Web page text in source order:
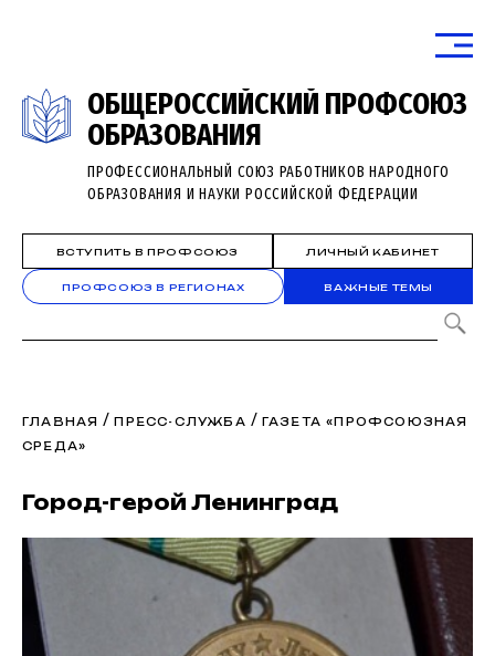
ОБЩЕРОССИЙСКИЙ ПРОФСОЮЗ
ОБРАЗОВАНИЯ
ПРОФЕССИОНАЛЬНЫЙ СОЮЗ РАБОТНИКОВ НАРОДНОГО
ОБРАЗОВАНИЯ И НАУКИ РОССИЙСКОЙ ФЕДЕРАЦИИ
ВСТУПИТЬ В ПРОФСОЮЗ ЛИЧНЫЙ КАБИНЕТ
ПРОФСОЮЗ В РЕГИОНАХ ВАЖНЫЕ ТЕМЫ
ГЛАВНАЯ /ПРЕСС-СЛУЖБА / ГАЗЕТА «ПРОФСОЮЗНАЯ
СРЕДА»
Город-герой Ленинград